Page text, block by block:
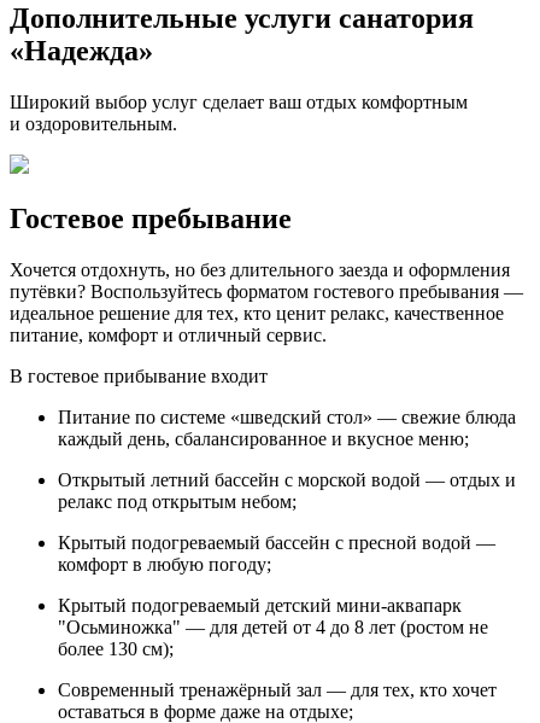
Дополнительные услуги санатория
«Надежда»
Широкий выбор услуг сделает ваш отдых комфортным
и оздоровительным.
Гостевое пребывание
Хочется отдохнуть, но без длительного заезда и оформления
путёвки? Воспользуйтесь форматом гостевого пребывания —
идеальное решение для тех, кто ценит релакс, качественное
питание, комфорт и отличный сервис.
В гостевое прибывание входит
Питание по системе «шведский стол» — свежие блюда
каждый день, сбалансированное и вкусное меню;
Открытый летний бассейн с морской водой — отдых и
релакс под открытым небом;
Крытый подогреваемый бассейн с пресной водой —
комфорт в любую погоду;
Крытый подогреваемый детский мини-аквапарк
"Осьминожка" — для детей от 4 до 8 лет (ростом не
более 130 см);
Современный тренажёрный зал — для тех, кто хочет
оставаться в форме даже на отдыхе;